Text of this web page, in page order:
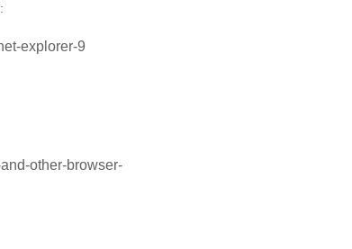
explorer-9
other-browser-